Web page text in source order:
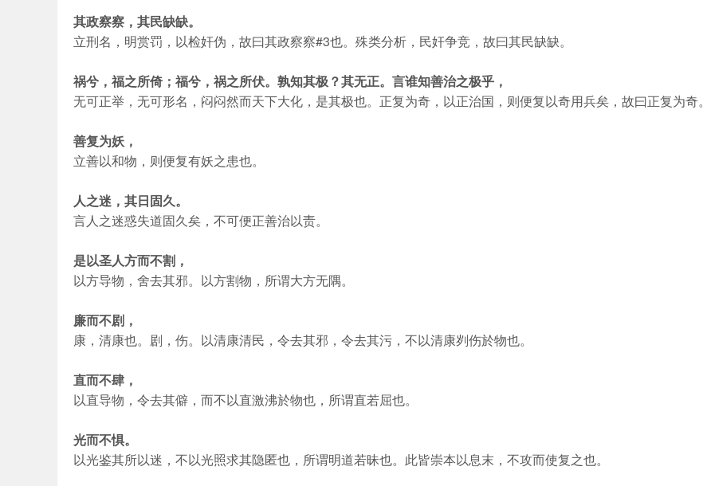
其政察察，其民缺缺。
立刑名，明赏罚，以检奸伪，故曰其政察察#3也。殊类分析，民奸争竞，故曰其民缺缺。
祸兮，福之所倚；福兮，祸之所伏。孰知其极？其无正。言谁知善治之极乎，
无可正举，无可形名，闷闷然而天下大化，是其极也。正复为奇，以正治国，则便复以奇用兵矣，故曰正复为奇。
善复为妖，
立善以和物，则便复有妖之患也。
人之迷，其日固久。
言人之迷惑失道固久矣，不可便正善治以责。
是以圣人方而不割，
以方导物，舍去其邪。以方割物，所谓大方无隅。
廉而不剧，
康，清康也。剧，伤。以清康清民，令去其邪，令去其污，不以清康刿伤於物也。
直而不肆，
以直导物，令去其僻，而不以直激沸於物也，所谓直若屈也。
光而不惧。
以光鉴其所以迷，不以光照求其隐匿也，所谓明道若昧也。此皆崇本以息末，不攻而使复之也。